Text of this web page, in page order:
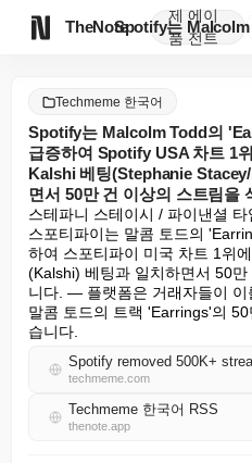
TheNote
제
품
에이
전트
Spotify는
Techmeme 한국어
Spotify는 Malcolm Todd의
급증하여 Spotify USA 차트 1
Kalshi 베팅(Stephanie
면서 50만 건 이상의 스트림을
스테파니 스테이시 / 파이낸셜 타
스포티파이는 말콤 토드의
하여 스포티파이 미국 차트 1위
(Kalshi) 베팅과 일치하면서 50
니다. — 플랫폼은 거래자들이 이
말콤 토드의 트랙 'Earrings'의
습니다.
techmeme.com
Techmeme 한국어 RSS
thenote.app